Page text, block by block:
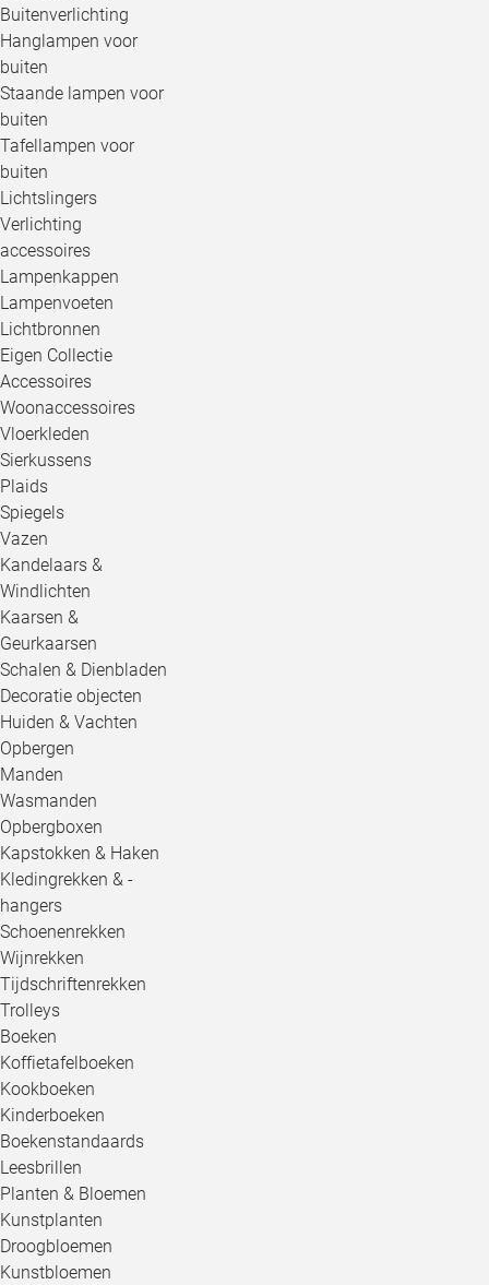
Buitenverlichting
Hanglampen voor
buiten
Staande lampen voor
buiten
Tafellampen voor
buiten
Lichtslingers
Verlichting
accessoires
Lampenkappen
Lampenvoeten
Lichtbronnen
Eigen Collectie
Accessoires
Woonaccessoires
Vloerkleden
Sierkussens
Plaids
Spiegels
Vazen
Kandelaars &
Windlichten
Kaarsen &
Geurkaarsen
Schalen & Dienbladen
Decoratie objecten
Huiden & Vachten
Opbergen
Manden
Wasmanden
Opbergboxen
Kapstokken & Haken
Kledingrekken & -
hangers
Schoenenrekken
Wijnrekken
Tijdschriftenrekken
Trolleys
Boeken
Koffietafelboeken
Kookboeken
Kinderboeken
Boekenstandaards
Leesbrillen
Planten & Bloemen
Kunstplanten
Droogbloemen
Kunstbloemen